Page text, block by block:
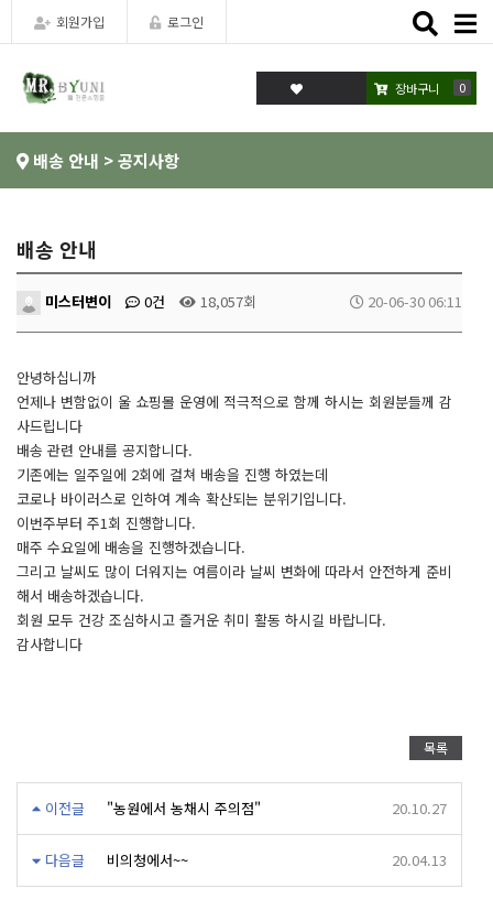
회원가입 로그인
Toggle
장바구니 0
배송 안내 > 공지사항
배송 안내
미스터변이 0건 18,057회 20-06-30 06:11
안녕하십니까
언제나 변함없이 울 쇼핑몰 운영에 적극적으로 함께 하시는 회원분들께 감
사드립니다
배송 관련 안내를 공지합니다.
기존에는 일주일에 2회에 걸쳐 배송을 진행 하였는데
코로나 바이러스로 인하여 계속 확산되는 분위기입니다.
이번주부터 주1회 진행합니다.
매주 수요일에 배송을 진행하겠습니다.
그리고 날씨도 많이 더워지는 여름이라 날씨 변화에 따라서 안전하게 준비
해서 배송하겠습니다.
회원 모두 건강 조심하시고 즐거운 취미 활동 하시길 바랍니다.
감사합니다
목록
이전글 "농원에서 농채시 주의점" 20.10.27
다음글 비의청에서~~ 20.04.13